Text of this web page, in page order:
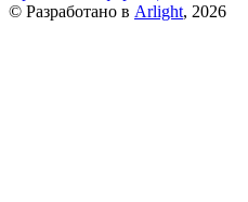
© Разработано в Arlight, 2026